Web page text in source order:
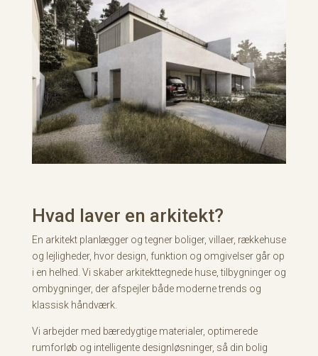
Hvad laver en arkitekt?
En arkitekt planlægger og tegner boliger, villaer, rækkehuse
og lejligheder, hvor design, funktion og omgivelser går op
i en helhed. Vi skaber arkitekttegnede huse, tilbygninger og
ombygninger, der afspejler både moderne trends og
klassisk håndværk.
Vi arbejder med bæredygtige materialer, optimerede
rumforløb og intelligente designløsninger, så din bolig